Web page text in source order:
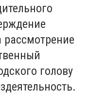
рассмотрение
голову